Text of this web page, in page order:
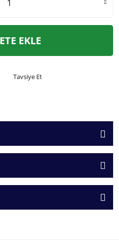
EKLE
Tavsiye Et